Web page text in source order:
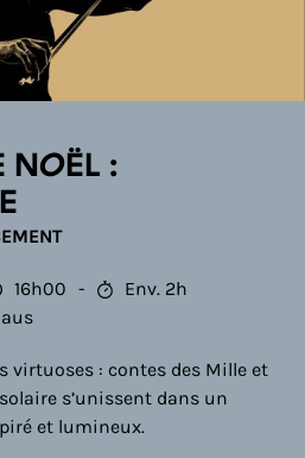
Noël :
16h00
Env. 2h
virtuoses : contes des Mille et
s’unissent dans un
et lumineux.